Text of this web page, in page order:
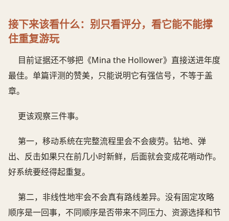
接下来该看什么：别只看评分，看它能不能撑
住重复游玩
目前证据还不够把《Mina the Hollower》直接送进年度
最佳。单篇评测的赞美，只能说明它有强信号，不等于盖
章。
更该观察三件事。
第一，移动系统在完整流程里会不会疲劳。钻地、弹
出、反击如果只在前几小时新鲜，后面就会变成花哨动作。
好系统要经得起重复。
第二，非线性地牢会不会真有路线差异。没有固定攻略
顺序是一回事，不同顺序是否带来不同压力、资源选择和节